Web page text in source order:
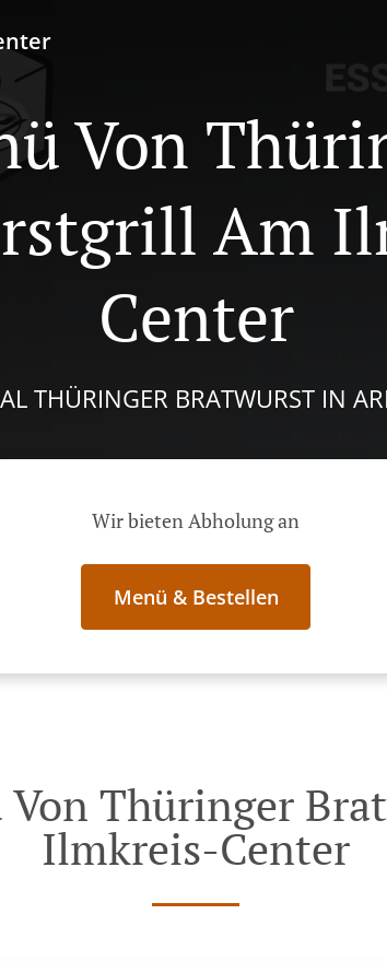
Von
Am
Center
THÜRINGER BRATWURST IN
Wir bieten Abholung an
Menü & Bestellen
Thüringer
Ilmkreis-Center